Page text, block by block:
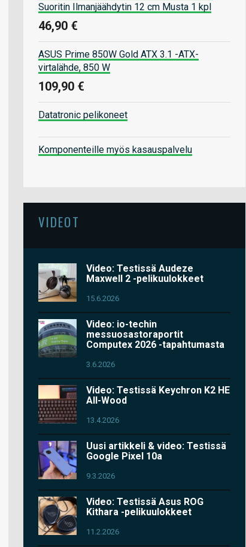
Suoritin Ilmanjäähdytin 12 cm Musta 1 kpl
46,90 €
ASUS Prime 850W Gold ATX 3.1 -ATX-
virtalähde, 850 W
109,90 €
Datatronic pelikoneet
Komponenteille myös kasauspalvelu
VIDEOT
Video: Testissä Audeze
Maxwell 2 -pelikuulokkeet
15.6.2026
Video: io-techin
messuosastoraportit
Computex 2026 -tapahtumasta
3.6.2026
Video: Testissä Keychron K2 HE
All-Wood
13.4.2026
Uusi artikkeli & video: Testissä
Google Pixel 10a
9.3.2026
Video: Testissä Asus ROG
Kithara -pelikuulokkeet
11.2.2026